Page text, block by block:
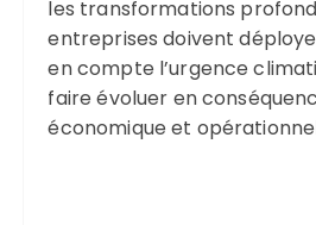
les transformations
entreprises doivent
en compte l’urgence
faire évoluer en
économique et